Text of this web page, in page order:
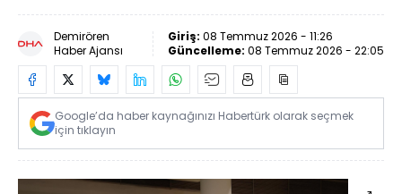
Demirören
Haber Ajansı
Giriş: 08 Temmuz 2026 - 11:26
Güncelleme: 08 Temmuz 2026 - 22:05
Google’da haber kaynağınızı Habertürk olarak seçmek
için tıklayın